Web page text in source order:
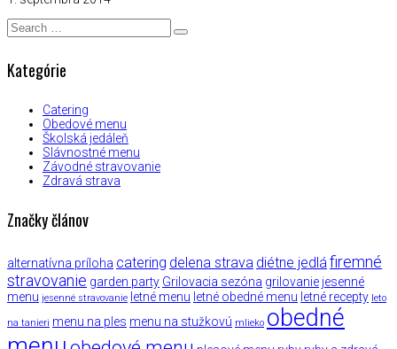
Kategórie
Catering
Obedové menu
Školská jedáleň
Slávnostné menu
Závodné stravovanie
Zdravá strava
Značky článov
alternatívna príloha catering delena strava diétne jedláfiremné
stravovanie garden party Grilovacia sezóna grilovanie jesenné
menu jesenné stravovanie letné menu letné obedné menu letné recepty leto
na tanieri menu na ples menu na stužkovú mlieko obedné